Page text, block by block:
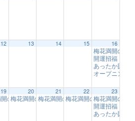
12 13 14 15 16
梅花満開の１
開運招福「福
あったか囲炉
オープニング
ライド体験！！【フォレストアドベンチャー
の枝」
ｍジップスライド体験！！【フォレストアドベ
19
の１００ｍジップスライド体験！！【フォレ
20
梅花満開の１００ｍジップスライド体験！
21
梅花満開の１００ｍジップスライ
22
梅花満開の１００ｍジッ
23
梅花満開の１
開運招福「福
あったか囲炉